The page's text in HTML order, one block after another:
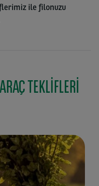
ile filonuzu
TEKLIFLERI